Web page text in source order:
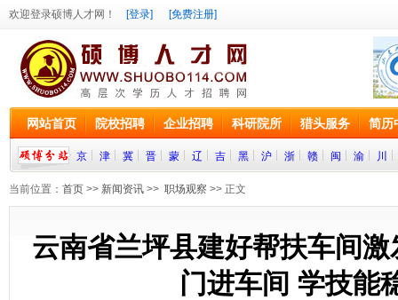
欢迎登录硕博人才网！ [登录] [免费注册]
网站首页 院校招聘 企业招聘 科研院所 猎头服务 简历
京 津 冀 晋 蒙 辽 吉 黑 沪 浙 赣 闽 渝 川
当前位置： 首页 >> 新闻资讯 >> 职场观察 >> 正文
云南省兰坪县建好帮扶车间
门进车间 学技能